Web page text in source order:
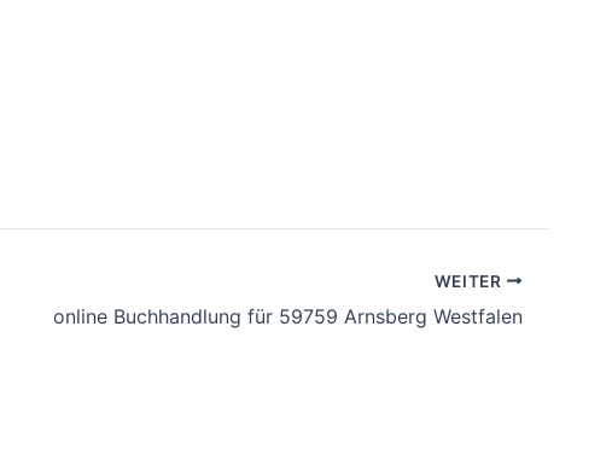
WEITER
online Buchhandlung für 59759 Arnsberg Westfalen